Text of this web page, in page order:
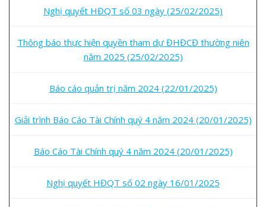
Nghị quyết HĐQT số 03 ngày (25/02/2025)
Thông báo thực hiện quyền tham dự ĐHĐCĐ thường niên
năm 2025 (25/02/2025)
Báo cáo quản trị năm 2024 (22/01/2025)
Giải trình Báo Cáo Tài Chính quý 4 năm 2024 (20/01/2025)
Báo Cáo Tài Chính quý 4 năm 2024 (20/01/2025)
Nghị quyết HĐQT số 02 ngày 16/01/2025